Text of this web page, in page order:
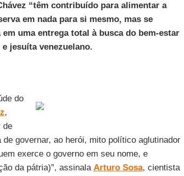
“têm contribuído para alimentar a
em nada para si mesmo, mas se
uma entrega total à busca do bem-estar
jesuíta venezuelano.
do
,
de
governar, ao herói, mito político aglutinador
exerce o governo em seu nome, e
da pátria)”, assinala Arturo Sosa, cientista